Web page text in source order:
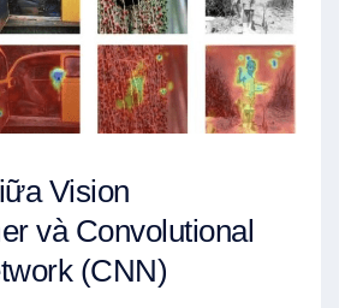
Vision
và Convolutional
(CNN)